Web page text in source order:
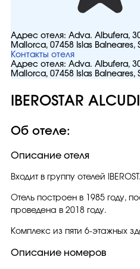
Адрес отеля: Adva. Albufera,
Mallorca, 07458 Islas Balneares,
Контакты отеля
Адрес отеля: Adva. Albufera,
Mallorca, 07458 Islas Balneares,
IBEROSTAR
Об отеле:
Описание отеля
Входит в группу отелей
Отель построен в 1985 году,
проведена в 2018 году.
Комплекс из пяти 6-этажных
Описание номеров